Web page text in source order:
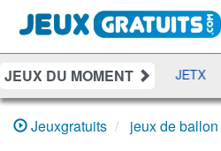
JEUX DU MOMENT
DAMES RAMI JETX
Jeuxgratuits jeux de ballon